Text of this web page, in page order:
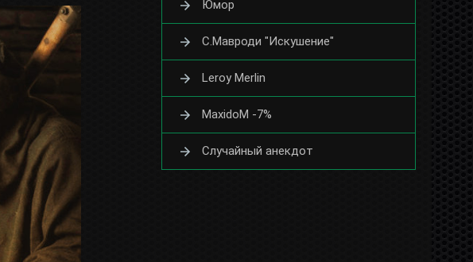
Юмор
С.Мавроди "Искушение"
Leroy Merlin
MaxidoM -7%
Случайный анекдот